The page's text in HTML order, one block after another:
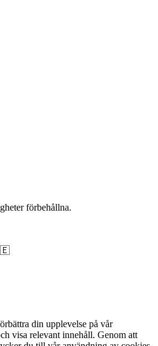
förbehållna.
din upplevelse på vår
visa relevant innehåll. Genom att